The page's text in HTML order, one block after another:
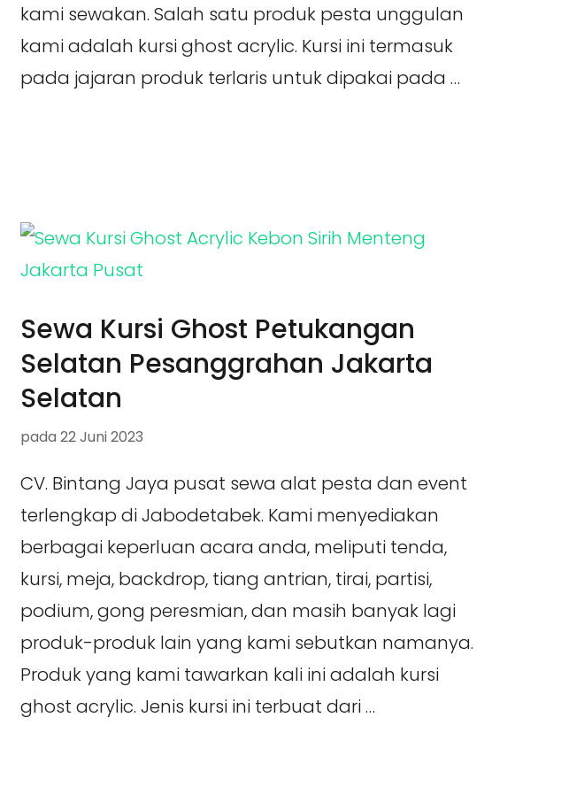
kami sewakan. Salah satu produk pesta unggulan
kami adalah kursi ghost acrylic. Kursi ini termasuk
pada jajaran produk terlaris untuk dipakai pada …
Sewa Kursi Ghost Petukangan
Selatan Pesanggrahan Jakarta
Selatan
pada 22 Juni 2023
CV. Bintang Jaya pusat sewa alat pesta dan event
terlengkap di Jabodetabek. Kami menyediakan
berbagai keperluan acara anda, meliputi tenda,
kursi, meja, backdrop, tiang antrian, tirai, partisi,
podium, gong peresmian, dan masih banyak lagi
produk-produk lain yang kami sebutkan namanya.
Produk yang kami tawarkan kali ini adalah kursi
ghost acrylic. Jenis kursi ini terbuat dari …